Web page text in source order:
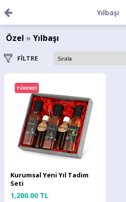
Yılbaşı
Özel » Yılbaşı
FİLTRE
TÜKENDİ
Kurumsal Yeni Yıl Tadim
Seti
1,200.00 TL